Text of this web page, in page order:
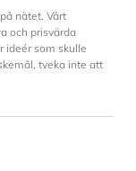
nätet. Vårt
och prisvärda
ideér som skulle
tveka inte att